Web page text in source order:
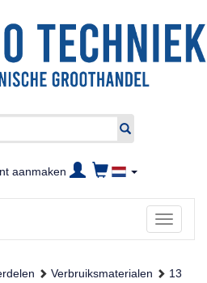
aanmaken
Toggle
Verbruiksmaterialen
13